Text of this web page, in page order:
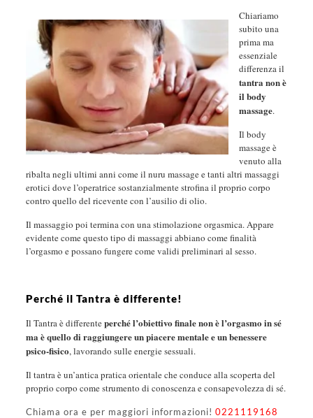
Chiariamo
subito una
prima ma
essenziale
differenza il
tantra non è
il body
massage.
Il body
massage è
venuto alla
ribalta negli ultimi anni come il nuru massage e tanti altri massaggi
erotici dove l’operatrice sostanzialmente strofina il proprio corpo
contro quello del ricevente con l’ausilio di olio.
Il massaggio poi termina con una stimolazione orgasmica. Appare
evidente come questo tipo di massaggi abbiano come finalità
l’orgasmo e possano fungere come validi preliminari al sesso.
Perché il Tantra è differente!
Il Tantra è differenteperché l’obiettivo finale non è l’orgasmo in sé
ma è quello di raggiungere un piacere mentale e un benessere
psico-fisico, lavorando sulle energie sessuali.
Il tantra è un’antica pratica orientale che conduce alla scoperta del
proprio corpo come strumento di conoscenza e consapevolezza di sé.
Chiama ora e per maggiori informazioni! 0221119168